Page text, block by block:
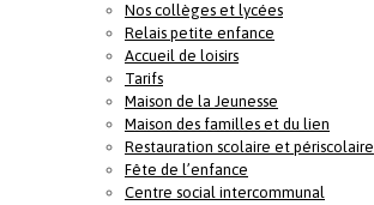
Nos collèges et lycées
Relais petite enfance
Accueil de loisirs
Tarifs
Maison de la Jeunesse
Maison des familles et du lien
Restauration scolaire et périscolaire
Fête de l’enfance
Centre social intercommunal